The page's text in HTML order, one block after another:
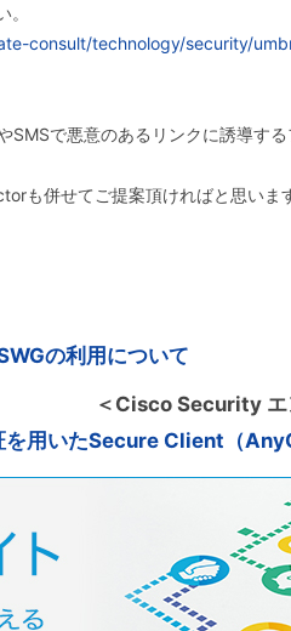
consult/technology/security/
で悪意のあるリンクに誘導す
も併せてご提案頂ければと思いま
の利用について
＜Cisco Security エ
を用いたSecure Client（